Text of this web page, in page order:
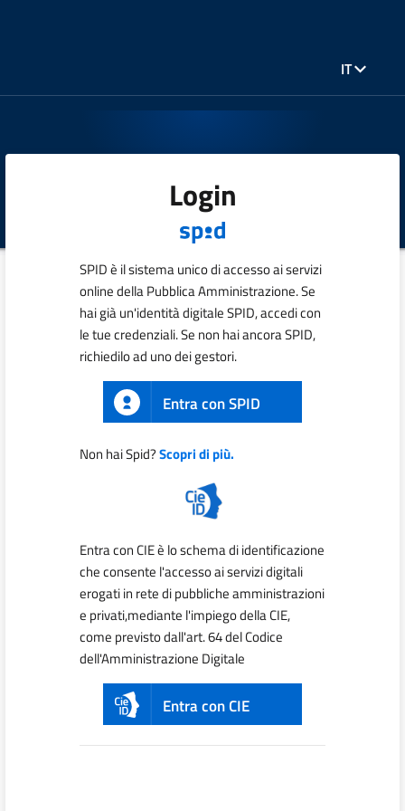
IT
Login
SPID è il sistema unico di accesso ai servizi
online della Pubblica Amministrazione. Se
hai già un'identità digitale SPID, accedi con
le tue credenziali. Se non hai ancora SPID,
richiedilo ad uno dei gestori.
Entra con SPID
Non hai Spid?Scopri di più.
Entra con CIE è lo schema di identificazione
che consente l'accesso ai servizi digitali
erogati in rete di pubbliche amministrazioni
e privati,mediante l'impiego della CIE,
come previsto dall'art. 64 del Codice
dell'Amministrazione Digitale
Entra con CIE